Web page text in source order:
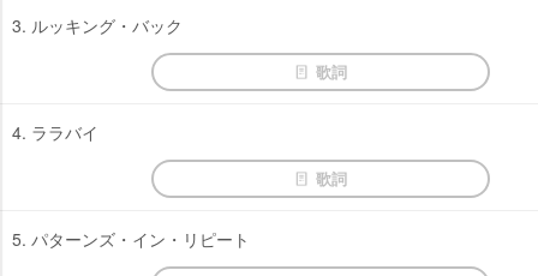
3. ルッキング・バック
歌詞
4. ララバイ
歌詞
5. パターンズ・イン・リピート